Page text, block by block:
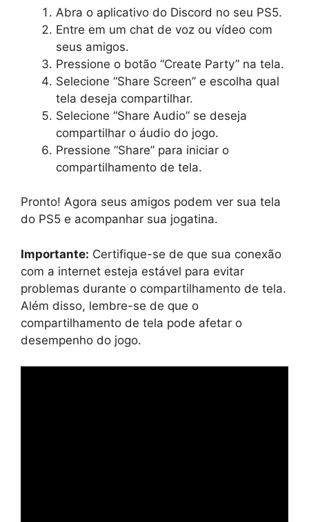
Abra o aplicativo do Discord no seu PS5.
Entre em um chat de voz ou vídeo com
seus amigos.
Pressione o botão “Create Party” na tela.
Selecione “Share Screen” e escolha qual
tela deseja compartilhar.
Selecione “Share Audio” se deseja
compartilhar o áudio do jogo.
Pressione “Share” para iniciar o
compartilhamento de tela.
Pronto! Agora seus amigos podem ver sua tela
do PS5 e acompanhar sua jogatina.
Importante: Certifique-se de que sua conexão
com a internet esteja estável para evitar
problemas durante o compartilhamento de tela.
Além disso, lembre-se de que o
compartilhamento de tela pode afetar o
desempenho do jogo.